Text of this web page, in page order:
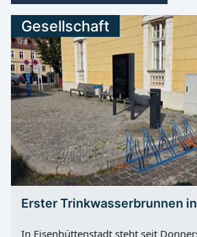
Gesellschaft
Erster Trinkwasserbrunnen
In Eisenhüttenstadt steht seit